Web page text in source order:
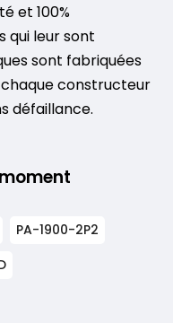
et 100%
qui leur sont
sont fabriquées
constructeur
défaillance.
PA-1900-2P2